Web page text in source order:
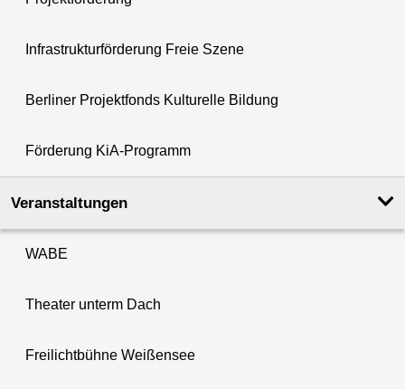
Infrastrukturförderung Freie Szene
Berliner Projektfonds Kulturelle Bildung
Förderung KiA-Programm
Veranstaltungen
WABE
Theater unterm Dach
Freilichtbühne Weißensee